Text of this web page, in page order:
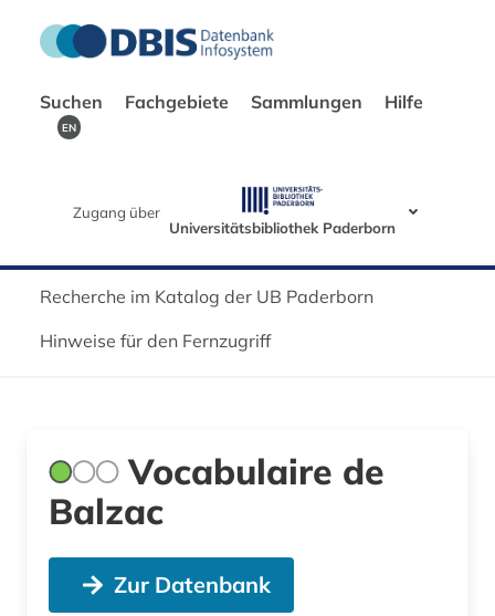
Suchen Fachgebiete Sammlungen Hilfe
EN
Zugang über
Universitätsbibliothek Paderborn
Recherche im Katalog der UB Paderborn
Hinweise für den Fernzugriff
Vocabulaire de
Balzac
Zur Datenbank